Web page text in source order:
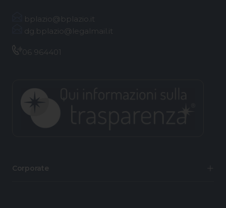
bplazio@bplazio.it
dg.bplazio@legalmail.it
06 964401
Corporate